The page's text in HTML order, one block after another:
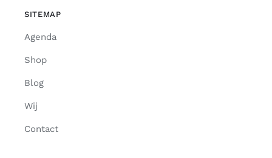
SITEMAP
Agenda
Shop
Blog
Wij
Contact